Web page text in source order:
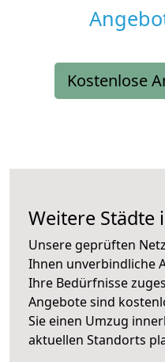
Kostenlose
Weitere Städte
Unsere geprüften
Ihnen unverbindliche
Ihre Bedürfnisse
Angebote sind
Sie einen Umzug
aktuellen Standorts